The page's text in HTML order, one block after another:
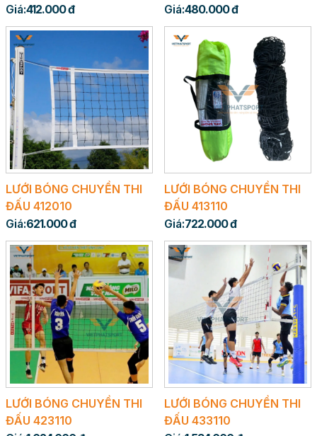
Giá:412.000 đ
Giá:480.000 đ
LƯỚI BÓNG CHUYỀN THI
ĐẤU 412010
Giá:621.000 đ
LƯỚI BÓNG CHUYỀN THI
ĐẤU 413110
Giá:722.000 đ
LƯỚI BÓNG CHUYỀN THI
ĐẤU 423110
LƯỚI BÓNG CHUYỀN THI
ĐẤU 433110